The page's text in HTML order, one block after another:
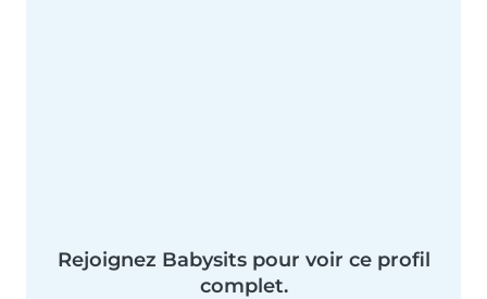
Rejoignez Babysits pour voir ce profil
complet.